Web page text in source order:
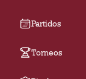
Partidos
Torneos